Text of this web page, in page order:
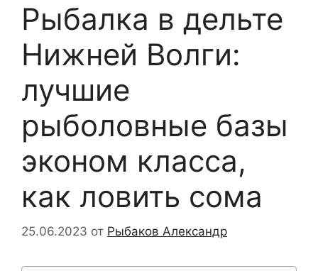
Рыбалка в дельте
Нижней Волги:
лучшие
рыболовные базы
эконом класса,
как ловить сома
25.06.2023 от Рыбаков Александр